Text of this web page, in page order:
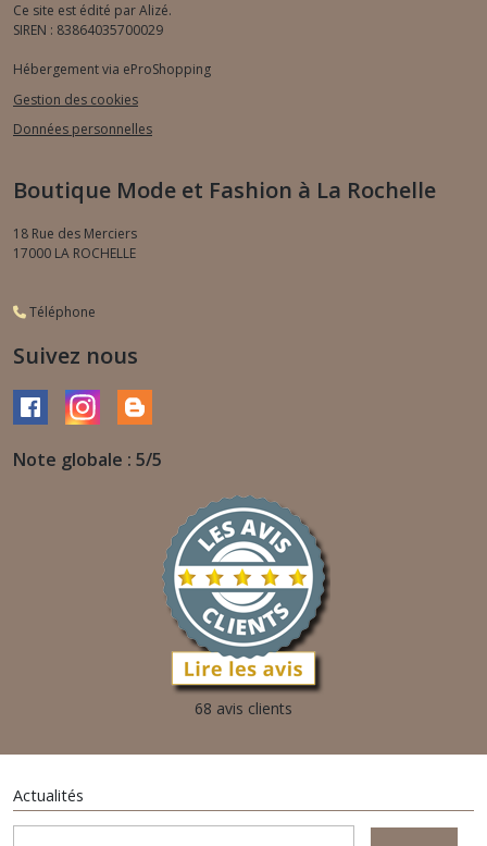
Ce site est édité par Alizé.
SIREN : 83864035700029
Hébergement via eProShopping
Gestion des cookies
Données personnelles
Boutique Mode et Fashion à La Rochelle
18 Rue des Merciers
17000 LA ROCHELLE
Téléphone
Suivez nous
Note globale : 5/5
68 avis clients
Actualités